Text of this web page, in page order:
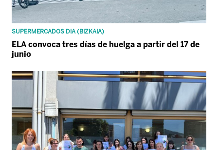
SUPERMERCADOS DIA (BIZKAIA)
ELA convoca tres días de huelga a partir del 17 de
junio